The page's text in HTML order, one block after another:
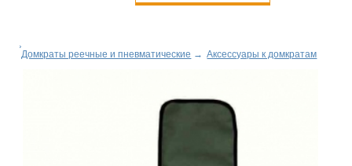
Домкраты реечные и пневматические → Аксессуары к домкратам